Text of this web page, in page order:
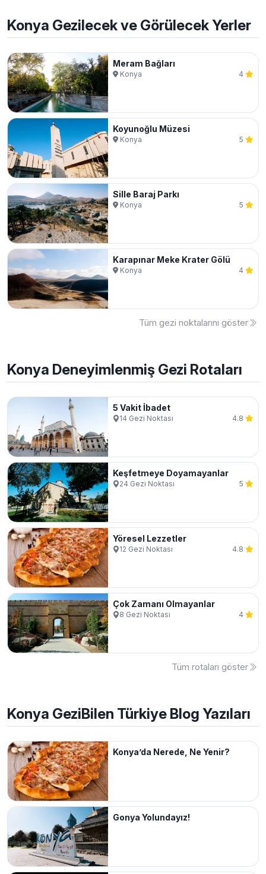
Konya Gezilecek ve Görülecek Yerler
Meram Bağları
Konya 4
Koyunoğlu Müzesi
Konya 5
Sille Baraj Parkı
Konya 5
Karapınar Meke Krater Gölü
Konya 4
Tüm gezi noktalarını göster
Konya Deneyimlenmiş Gezi Rotaları
5 Vakit İbadet
14 Gezi Noktası 4.8
Keşfetmeye Doyamayanlar
24 Gezi Noktası 5
Yöresel Lezzetler
12 Gezi Noktası 4.8
Çok Zamanı Olmayanlar
8 Gezi Noktası 4
Tüm rotaları göster
Konya GeziBilen Türkiye Blog Yazıları
Konya’da Nerede, Ne Yenir?
Gonya Yolundayız!